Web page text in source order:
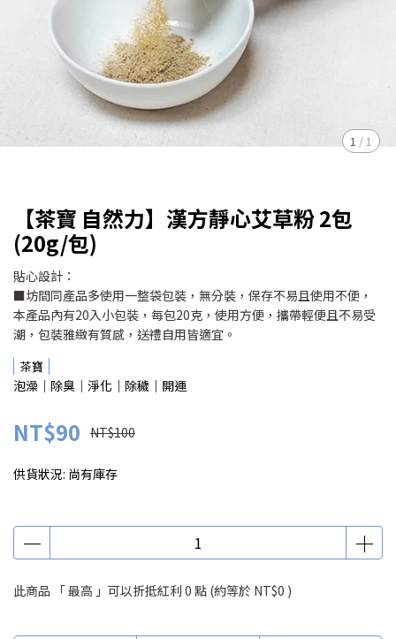
1 / 1
【茶寶 自然力】漢方靜心艾草粉 2包
(20g/包)
貼心設計：
■坊間同產品多使用一整袋包裝，無分裝，保存不易且使用不便，
本產品內有20入小包裝，每包20克，使用方便，攜帶輕便且不易受
潮，包裝雅緻有質感，送禮自用皆適宜。
茶寶
泡澡｜除臭｜淨化｜除穢｜開運
NT$90 NT$100
供貨狀況: 尚有庫存
此商品 「 最高 」可以折抵紅利 0 點 (約等於 NT$0 )